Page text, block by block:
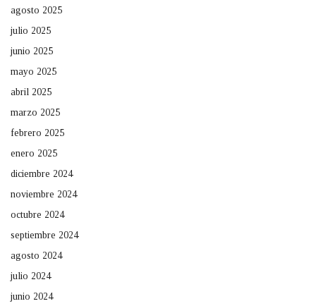
agosto 2025
julio 2025
junio 2025
mayo 2025
abril 2025
marzo 2025
febrero 2025
enero 2025
diciembre 2024
noviembre 2024
octubre 2024
septiembre 2024
agosto 2024
julio 2024
junio 2024